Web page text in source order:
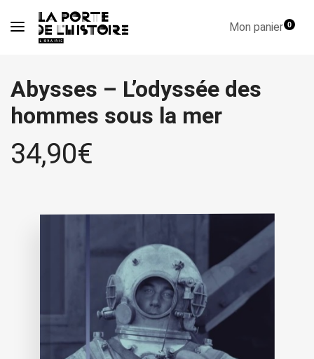
Mon panier0
Abysses – L’odyssée des
hommes sous la mer
34,90€